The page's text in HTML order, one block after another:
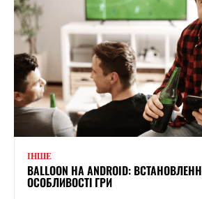
ІНШЕ
BALLOON НА ANDROID:
ОСОБЛИВОСТІ ГРИ